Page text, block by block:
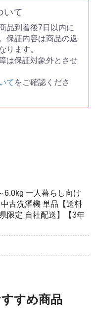
いて
品到着後7日以内に
保証内容は商品の返
ります。
は保証対象外とさせ
て をご確認くださ
6.0kg 一人暮らし向け
古洗濯機 単品【送料
限定 自社配送】【3年
すめ商品